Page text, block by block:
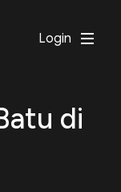
Login
di